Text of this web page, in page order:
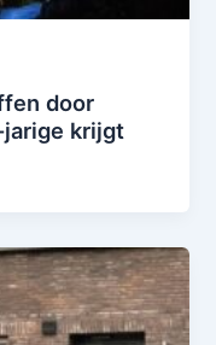
door
jarige krijgt